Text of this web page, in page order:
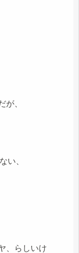
が、
い、
、らしいけ